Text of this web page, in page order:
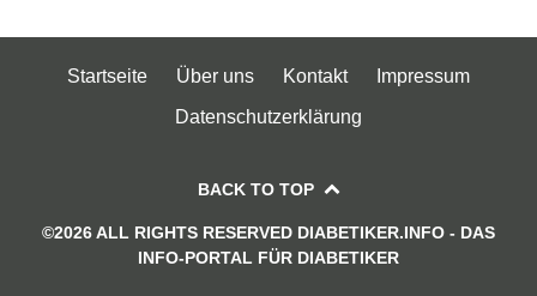
Startseite Über uns Kontakt
Impressum
Datenschutzerklärung
BACK TO TOP
©2026 ALL RIGHTS RESERVED DIABETIKER.INFO - DAS
INFO-PORTAL FÜR DIABETIKER